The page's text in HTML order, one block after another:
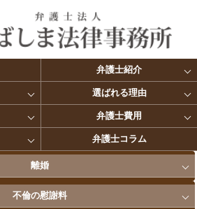
弁護士紹介
選ばれる理由
弁護士費用
弁護士コラム
離婚
不倫の慰謝料